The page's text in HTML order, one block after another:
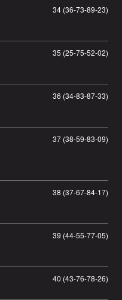
34 (36-73-89-23)
35 (25-75-52-02)
36 (34-83-87-33)
37 (38-59-83-09)
38 (37-67-84-17)
39 (44-55-77-05)
40 (43-76-78-26)